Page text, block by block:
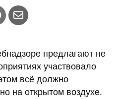
предлагают не
участвовало
всё должно
на открытом воздухе.